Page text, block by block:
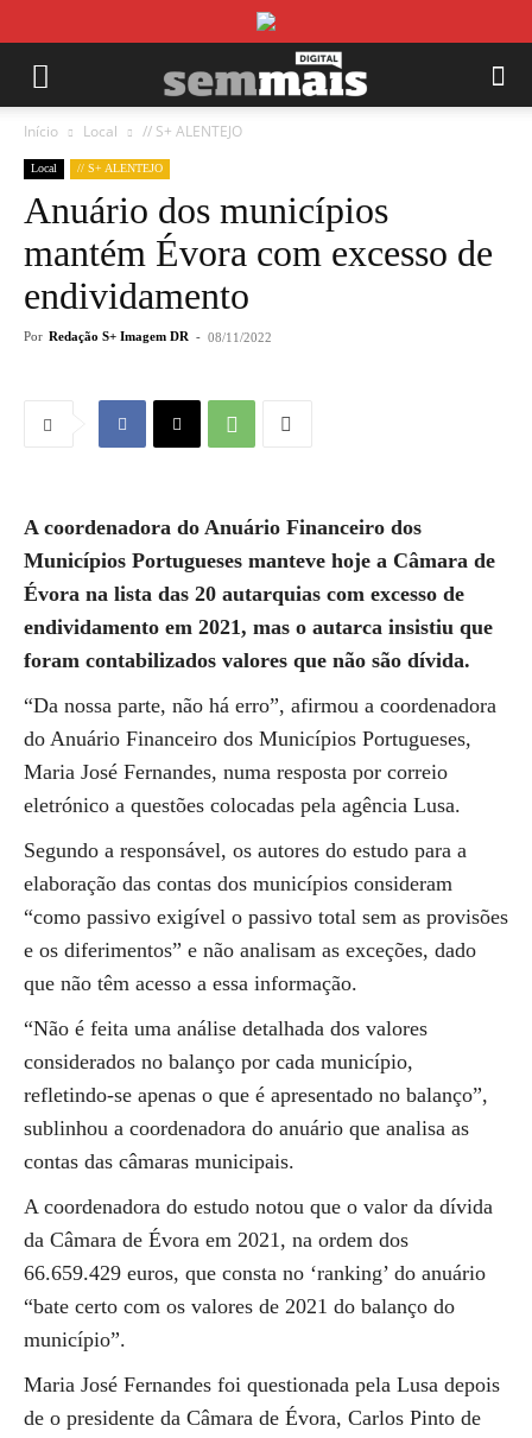
Início Local // S+ ALENTEJO
Local // S+ ALENTEJO
Anuário dos municípios
mantém Évora com excesso de
endividamento
Por Redação S+ Imagem DR - 08/11/2022
A coordenadora do Anuário Financeiro dos
Municípios Portugueses manteve hoje a Câmara de
Évora na lista das 20 autarquias com excesso de
endividamento em 2021, mas o autarca insistiu que
foram contabilizados valores que não são dívida.
“Da nossa parte, não há erro”, afirmou a coordenadora
do Anuário Financeiro dos Municípios Portugueses,
Maria José Fernandes, numa resposta por correio
eletrónico a questões colocadas pela agência Lusa.
Segundo a responsável, os autores do estudo para a
elaboração das contas dos municípios consideram
“como passivo exigível o passivo total sem as provisões
e os diferimentos” e não analisam as exceções, dado
que não têm acesso a essa informação.
“Não é feita uma análise detalhada dos valores
considerados no balanço por cada município,
refletindo-se apenas o que é apresentado no balanço”,
sublinhou a coordenadora do anuário que analisa as
contas das câmaras municipais.
A coordenadora do estudo notou que o valor da dívida
da Câmara de Évora em 2021, na ordem dos
66.659.429 euros, que consta no ‘ranking’ do anuário
“bate certo com os valores de 2021 do balanço do
município”.
Maria José Fernandes foi questionada pela Lusa depois
de o presidente da Câmara de Évora, Carlos Pinto de